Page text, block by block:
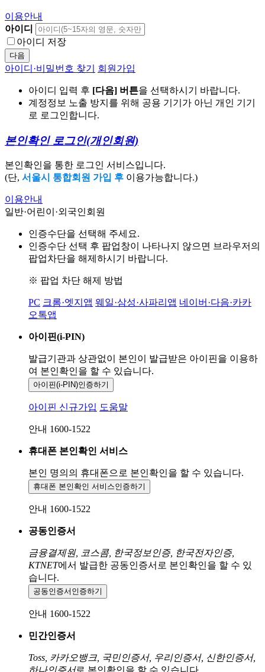
이용안내
아이디
아이디 저장
다음
아이디·비밀번호 찾기 회원가입
아이디 입력 후 [다음] 버튼을 선택하시기 바랍니다.
계정정보 노출 방지를 위해 공용 기기가 아닌 개인 기기
로 로그인합니다.
본인확인 로그인(개인회원)
본인확인을 통한 로그인 서비스입니다.
(단, 서울시 통합회원 가입 후 이용가능합니다.)
이용안내
일반·어린이·외국인회원
인증수단을 선택해 주세요.
인증수단 선택 후 팝업창이 나타나지 않으면 브라우저의
팝업차단을 해제하시기 바랍니다.
※ 팝업 차단 해제 방법
PC 크롬·엣지앱 웨일·삼성·사파리앱 네이버·다음·카카
오톡앱
아이핀(i-PIN)
발급기관과 상관없이 본인이 발급받은 아이핀을 이용하
여 본인확인을 할 수 있습니다.
아이핀(i-PIN)인증하기
아이핀 신규가입 도움말
안내 1600-1522
휴대폰 본인확인 서비스
본인 명의의 휴대폰으로 본인확인을 할 수 있습니다.
휴대폰 본인확인 서비스인증하기
안내 1600-1522
공동인증서
금융결제원, 코스콤, 한국정보인증, 한국전자인증,
KTNET에서 발급한 공동인증서로 본인확인을 할 수 있
습니다.
공동인증서 인증하기
안내 1600-1522
민간인증서
Toss, 카카오뱅크, 국민인증서, 우리인증서, 신한인증서,